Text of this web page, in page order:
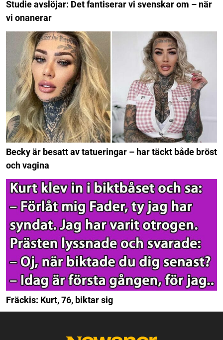
Studie avslöjar: Det fantiserar vi svenskar om – när
vi onanerar
Becky är besatt av tatueringar – har täckt både bröst
och vagina
Fräckis: Kurt, 76, biktar sig